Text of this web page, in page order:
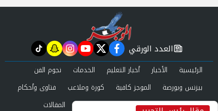
newspaper
العدد الورقي facebook
twitter
youtube
instagram
snapchat
tiktok
الرئيسية الأخبار أخبار التعليم الخدمات
نجوم الفن
بيزنس وبورصة
الموجز كافية كورة وملاعب
فتاوى وأحكام
صحة وجمال
عرب وعالم حوادث ومحاكم المقالات